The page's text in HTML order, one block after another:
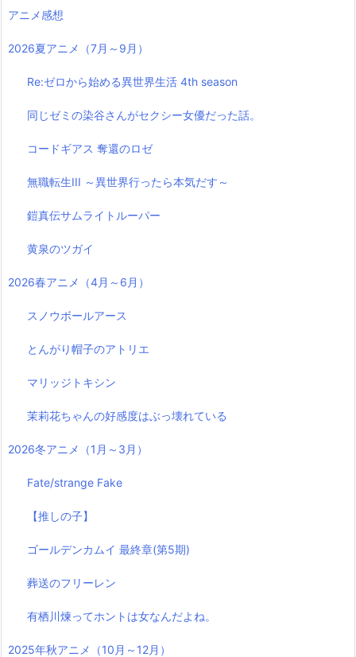
アニメ感想
2026夏アニメ（7月～9月）
Re:ゼロから始める異世界生活 4th season
同じゼミの染谷さんがセクシー女優だった話。
コードギアス 奪還のロゼ
無職転生III ～異世界行ったら本気だす～
鎧真伝サムライトルーパー
黄泉のツガイ
2026春アニメ（4月～6月）
スノウボールアース
とんがり帽子のアトリエ
マリッジトキシン
茉莉花ちゃんの好感度はぶっ壊れている
2026冬アニメ（1月～3月）
Fate/strange Fake
【推しの子】
ゴールデンカムイ 最終章(第5期)
葬送のフリーレン
有栖川煉ってホントは女なんだよね。
2025年秋アニメ（10月～12月）